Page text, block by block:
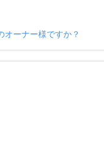
オーナー様ですか？